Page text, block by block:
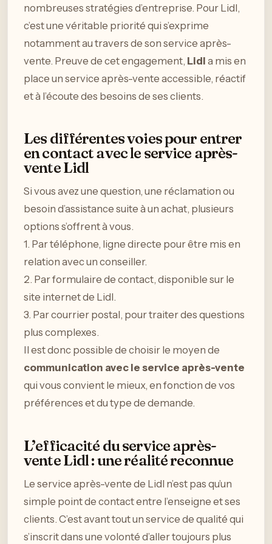
nombreuses stratégies d’entreprise. Pour Lidl,
c’est une véritable priorité qui s’exprime
notamment au travers de son service après-
vente. Preuve de cet engagement, Lidl a mis en
place un service après-vente accessible, réactif
et à l’écoute des besoins de ses clients.
Les différentes voies pour entrer
en contact avec le service après-
vente Lidl
Si vous avez une question, une réclamation ou
besoin d’assistance suite à un achat, plusieurs
options s’offrent à vous.
1. Par téléphone, ligne directe pour être mis en
relation avec un conseiller.
2. Par formulaire de contact, disponible sur le
site internet de Lidl.
3. Par courrier postal, pour traiter des questions
plus complexes.
Il est donc possible de choisir le moyen de
communication avec le service après-vente
qui vous convient le mieux, en fonction de vos
préférences et du type de demande.
L’efficacité du service après-
vente Lidl : une réalité reconnue
Le service après-vente de Lidl n’est pas qu’un
simple point de contact entre l’enseigne et ses
clients. C’est avant tout un service de qualité qui
s’inscrit dans une volonté d’aller toujours plus